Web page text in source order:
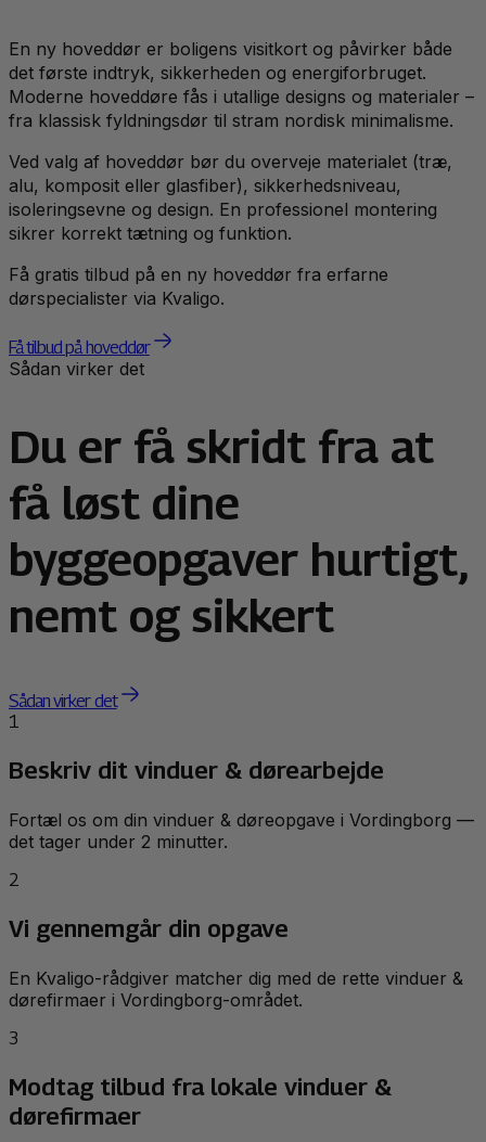
En ny hoveddør er boligens visitkort og påvirker både
det første indtryk, sikkerheden og energiforbruget.
Moderne hoveddøre fås i utallige designs og materialer –
fra klassisk fyldningsdør til stram nordisk minimalisme.
Ved valg af hoveddør bør du overveje materialet (træ,
alu, komposit eller glasfiber), sikkerhedsniveau,
isoleringsevne og design. En professionel montering
sikrer korrekt tætning og funktion.
Få gratis tilbud på en ny hoveddør fra erfarne
dørspecialister via Kvaligo.
Få tilbud på hoveddør
Sådan virker det
Du er få skridt fra at
få løst dine
byggeopgaver hurtigt,
nemt og sikkert
Sådan virker det
1
Beskriv dit vinduer & dørearbejde
Fortæl os om din vinduer & døreopgave i Vordingborg —
det tager under 2 minutter.
2
Vi gennemgår din opgave
En Kvaligo-rådgiver matcher dig med de rette vinduer &
dørefirmaer i Vordingborg-området.
3
Modtag tilbud fra lokale vinduer &
dørefirmaer